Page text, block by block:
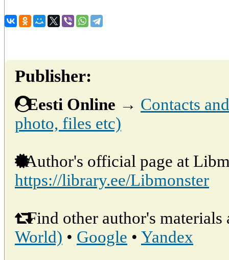
Publisher:
Eesti Online → Contacts
photo, files etc)
Author's official page at
https://library.ee/Libmonster
Find other author's materials
World) • Google • Yandex